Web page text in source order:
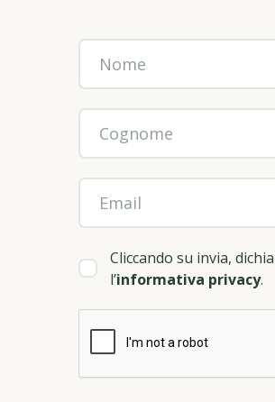
Cliccando su invia,
l’informativa privacy.